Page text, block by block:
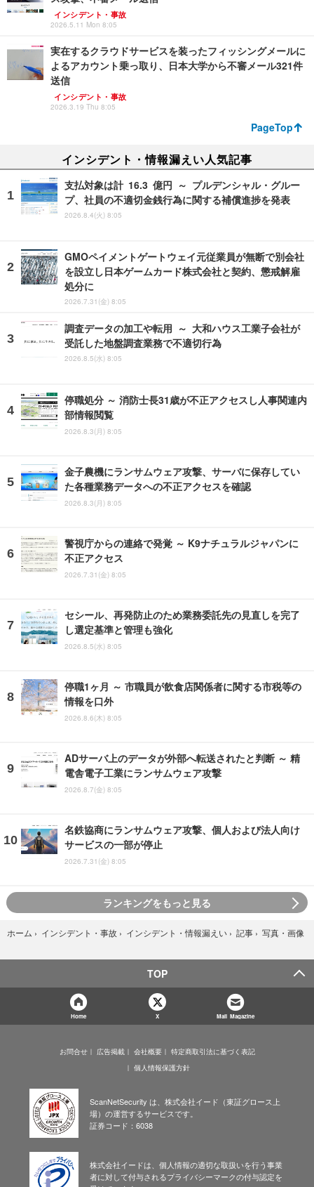
インシデント・事故
2026.5.11 Mon 8:05
実在するクラウドサービスを装ったフィッシングメールに
よるアカウント乗っ取り、日本大学から不審メール321件
送信
インシデント・事故
2026.3.19 Thu 8:05
PageTop
インシデント・情報漏えい人気記事
支払対象は計 16.3 億円 ～ プルデンシャル・グルー
プ、社員の不適切金銭行為に関する補償進捗を発表
2026.8.4(火) 8:05
GMOペイメントゲートウェイ元従業員が無断で別会社
を設立し日本ゲームカード株式会社と契約、懲戒解雇
処分に
2026.7.31(金) 8:05
調査データの加工や転用 ～ 大和ハウス工業子会社が
受託した地盤調査業務で不適切行為
2026.8.5(水) 8:05
停職処分 ～ 消防士長31歳が不正アクセスし人事関連内
部情報閲覧
2026.8.3(月) 8:05
金子農機にランサムウェア攻撃、サーバに保存してい
た各種業務データへの不正アクセスを確認
2026.8.3(月) 8:05
警視庁からの連絡で発覚 ～ K9ナチュラルジャパンに
不正アクセス
2026.7.31(金) 8:05
セシール、再発防止のため業務委託先の見直しを完了
し選定基準と管理も強化
2026.8.5(水) 8:05
停職1ヶ月 ～ 市職員が飲食店関係者に関する市税等の
情報を口外
2026.8.6(木) 8:05
ADサーバ上のデータが外部へ転送されたと判断 ～ 精
電舎電子工業にランサムウェア攻撃
2026.8.7(金) 8:05
名鉄協商にランサムウェア攻撃、個人および法人向け
サービスの一部が停止
2026.7.31(金) 8:05
ランキングをもっと見る
ホーム › インシデント・事故 › インシデント・情報漏えい › 記事 › 写真・画像
TOP
Home X Mail Magazine
お問合せ 広告掲載 会社概要
特定商取引法に基づく表記
個人情報保護方針
ScanNetSecurity は、株式会社イード（東証グロース上
場）の運営するサービスです。
証券コード：6038
株式会社イードは、個人情報の適切な取扱いを行う事業
者に対して付与されるプライバシーマークの付与認定を